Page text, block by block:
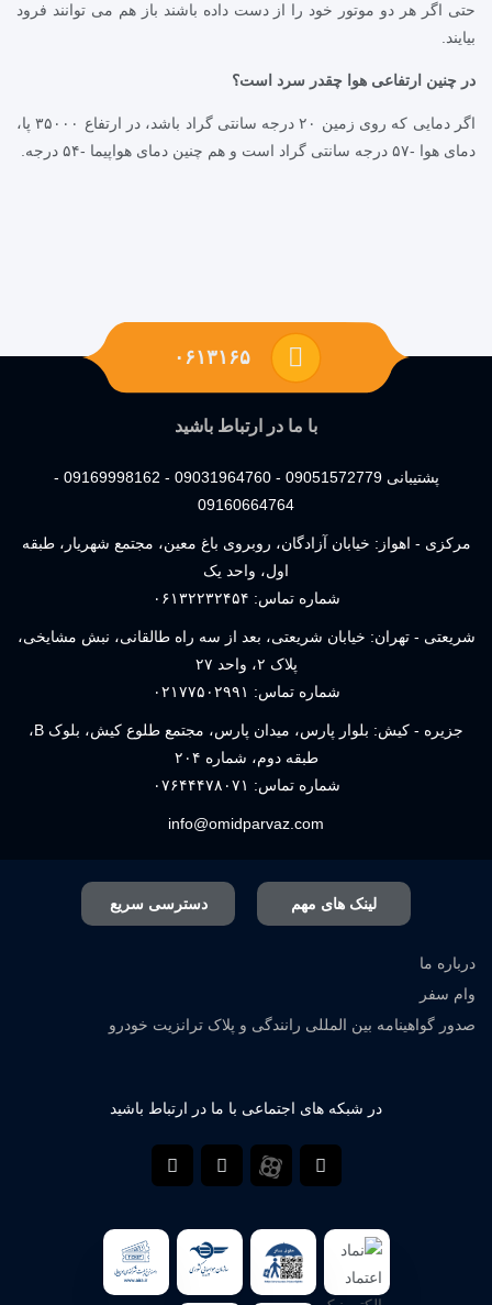
حتی اگر هر دو موتور خود را از دست داده باشند باز هم می توانند فرود
بیایند.
در چنین ارتفاعی هوا چقدر سرد است؟
اگر دمایی که روی زمین ۲۰ درجه سانتی گراد باشد، در ارتفاع ۳۵۰۰۰ پا،
دمای هوا -۵۷ درجه سانتی گراد است و هم چنین دمای هواپیما -۵۴ درجه.
۰۶۱۳۱۶۵
با ما در ارتباط باشید
پشتیبانی 09051572779 - 09031964760 - 09169998162 -
09160664764
مرکزی - اهواز: خیابان آزادگان، روبروی باغ معین، مجتمع شهریار، طبقه
اول، واحد یک
شماره تماس: ۰۶۱۳۲۲۳۲۴۵۴
شریعتی - تهران: خیابان شریعتی، بعد از سه راه طالقانی، نبش مشایخی،
پلاک ۲، واحد ۲۷
شماره تماس: ۰۲۱۷۷۵۰۲۹۹۱
جزیره - کیش: بلوار پارس، میدان پارس، مجتمع طلوع کیش، بلوک B،
طبقه دوم، شماره ۲۰۴
شماره تماس: ۰۷۶۴۴۴۷۸۰۷۱
info@omidparvaz.com
لینک های مهم دسترسی سریع
درباره ما
وام سفر
صدور گواهینامه بین المللی رانندگی و پلاک ترانزیت خودرو
در شبکه های اجتماعی با ما در ارتباط باشید